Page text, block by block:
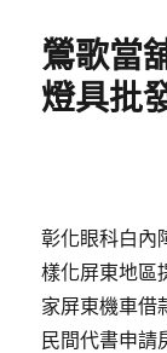
鶯歌當
燈具批
彰化眼科白內
樣化屏東地區
家屏東機車借
民間代書申請